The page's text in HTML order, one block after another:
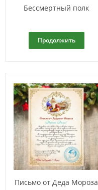
Бессмертный полк
Продолжить
Письмо от Деда Мороза